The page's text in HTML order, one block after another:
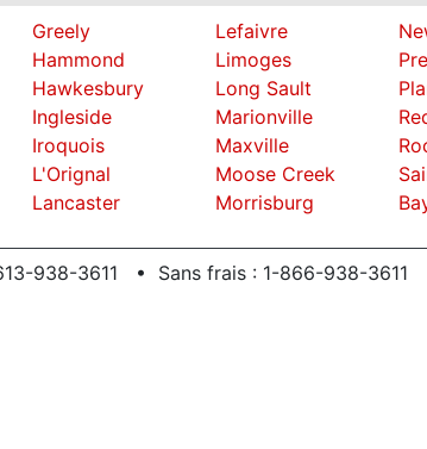
Greely
Hammond
Hawkesbury
Ingleside
Iroquois
L'Orignal
Lancaster
Lefaivre
Limoges
Long Sault
Marionville
Maxville
Moose Creek
Morrisburg
938-3611 Sans frais : 1-866-938-3611